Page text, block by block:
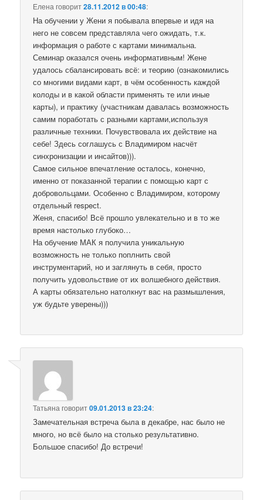
Елена говорит28.11.2012 в 00:48:
На обучении у Жени я побывала впервые и идя на
него не совсем представляла чего ожидать, т.к.
информация о работе с картами минимальна.
Семинар оказался очень информативным! Жене
удалось сбалансировать всё: и теорию (ознакомились
со многими видами карт, в чём особенность каждой
колоды и в какой области применять те или иные
карты), и практику (участникам давалась возможность
самим поработать с разными картами,используя
различные техники. Почувствовала их действие на
себе! Здесь соглашусь с Владимиром насчёт
синхронизации и инсайтов))).
Самое сильное впечатление осталось, конечно,
именно от показанной терапии с помощью карт с
добровольцами. Особенно с Владимиром, которому
отдельный respeсt.
Женя, спасибо! Всё прошло увлекательно и в то же
время настолько глубоко…
На обучение МАК я получила уникальную
возможность не только поплнить свой
инструментарий, но и заглянуть в себя, просто
получить удовольствие от их волшебного действия.
А карты обязательно натолкнут вас на размышления,
уж будьте уверены)))
Татьянаговорит09.01.2013 в 23:24:
Замечательная встреча была в декабре, нас было не
много, но всё было на столько результативно.
Большое спасибо! До встречи!